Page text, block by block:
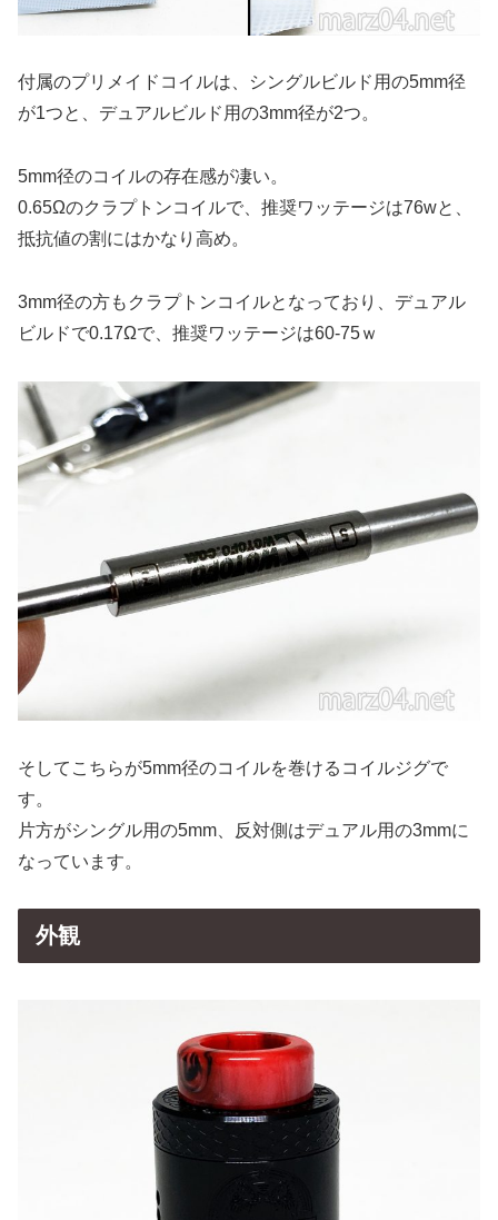
付属のプリメイドコイルは、シングルビルド用の5mm径
が1つと、デュアルビルド用の3mm径が2つ。
5mm径のコイルの存在感が凄い。
0.65Ωのクラプトンコイルで、推奨ワッテージは76wと、
抵抗値の割にはかなり高め。
3mm径の方もクラプトンコイルとなっており、デュアル
ビルドで0.17Ωで、推奨ワッテージは60-75ｗ
そしてこちらが5mm径のコイルを巻けるコイルジグで
す。
片方がシングル用の5mm、反対側はデュアル用の3mmに
なっています。
外観